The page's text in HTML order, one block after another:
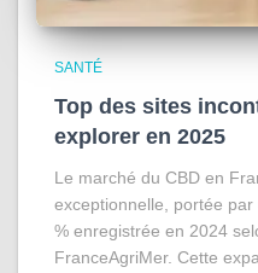
SANTÉ
Top des sites
explorer en 2025
Le marché du CBD en
exceptionnelle, portée
% enregistrée en 2024
FranceAgriMer. Cette